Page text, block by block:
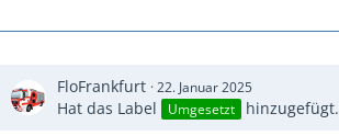
FloFrankfurt 22. Januar 2025
Hat das Label Umgesetzt hinzugefügt.